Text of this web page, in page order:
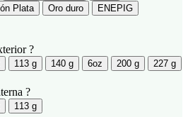
Plata Oro duro
ENEPIG
?
113 g 140 g 6oz 200 g
227 g
?
113 g